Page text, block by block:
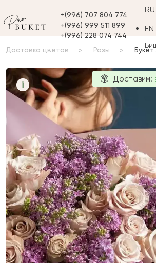
+(996) 707 804 774
+(996) 999 511 899
+(996) 228 074 744
RU
EN
Доставка цветов Розы
i
Лучшие
Доставим: